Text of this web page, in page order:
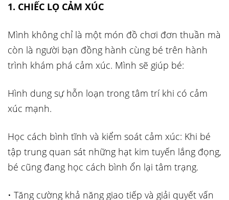
1. CHIẾC LỌ CẢM XÚC
Mình không chỉ là một món đồ chơi đơn thuần mà
còn là người bạn đồng hành cùng bé trên hành
trình khám phá cảm xúc. Mình sẽ giúp bé:
Hình dung sự hỗn loạn trong tâm trí khi có cảm
xúc mạnh.
Học cách bình tĩnh và kiểm soát cảm xúc: Khi bé
tập trung quan sát những hạt kim tuyến lắng đọng,
bé cũng đang học cách bình ổn lại tâm trạng.
• Tăng cường khả năng giao tiếp và giải quyết vấn